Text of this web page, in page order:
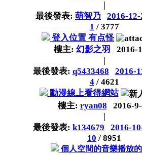
最後發表: 萌智乃
2016-
1 / 3777
登入位置 有点怪
樓主: 幻影之羽
2016-
最後發表: q5433468
2016-
4/ 4621
動漫線上看得網站
樓主: ryan08
2016-
|
最後發表: k134679
2016-
10 / 8951
個人空間的音樂播放